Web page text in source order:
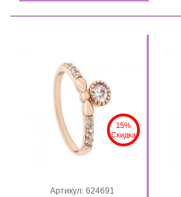
15%
Скидка
Артикул: 624691